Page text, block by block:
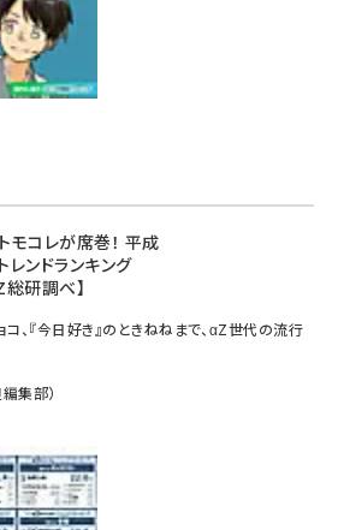
モコレが席巻！ 平成
レンドランキング
研調べ】
、『今日好き』のときねねまで、αZ世代の流行
集部）